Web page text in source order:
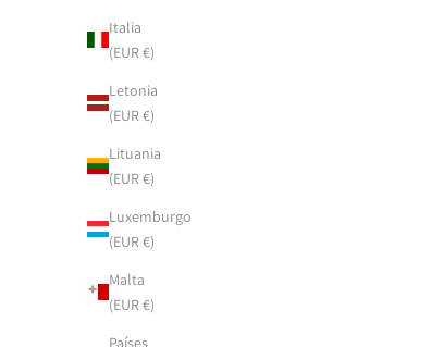
Italia
(EUR €)
Letonia
(EUR €)
Lituania
(EUR €)
Luxemburgo
(EUR €)
Malta
(EUR €)
Países